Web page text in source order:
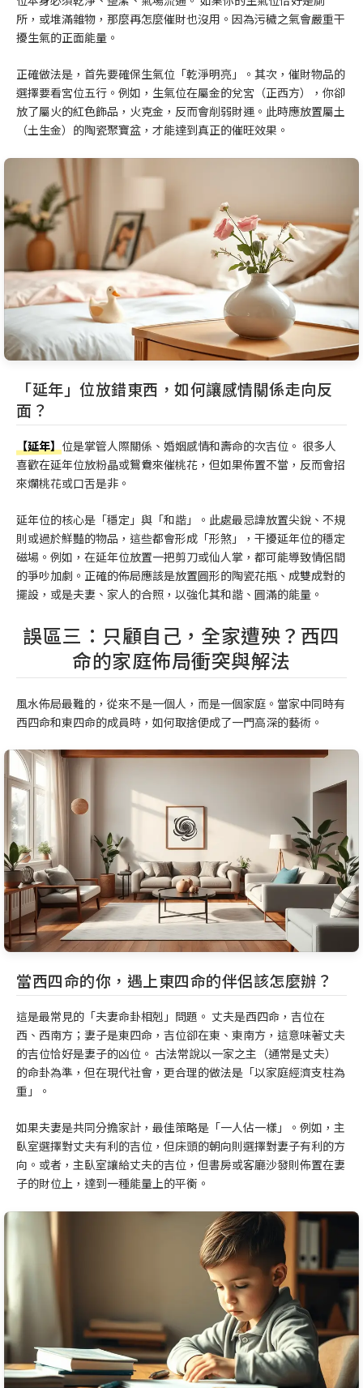
所，或堆滿雜物，那麼再怎麼催財也沒用。因為污穢之氣會嚴重干
擾生氣的正面能量。
正確做法是，首先要確保生氣位「乾淨明亮」。其次，催財物品的
選擇要看宮位五行。例如，生氣位在屬金的兌宮（正西方），你卻
放了屬火的紅色飾品，火克金，反而會削弱財運。此時應放置屬土
（土生金）的陶瓷聚寶盆，才能達到真正的催旺效果。
「延年」位放錯東西，如何讓感情關係走向反
面？
【延年】 位是掌管人際關係、婚姻感情和壽命的次吉位。 很多人
喜歡在延年位放粉晶或鴛鴦來催桃花，但如果佈置不當，反而會招
來爛桃花或口舌是非。
延年位的核心是「穩定」與「和諧」。此處最忌諱放置尖銳、不規
則或過於鮮豔的物品，這些都會形成「形煞」，干擾延年位的穩定
磁場。例如，在延年位放置一把剪刀或仙人掌，都可能導致情侶間
的爭吵加劇。正確的佈局應該是放置圓形的陶瓷花瓶、成雙成對的
擺設，或是夫妻、家人的合照，以強化其和諧、圓滿的能量。
誤區三：只顧自己，全家遭殃？西四
命的家庭佈局衝突與解法
風水佈局最難的，從來不是一個人，而是一個家庭。當家中同時有
西四命和東四命的成員時，如何取捨便成了一門高深的藝術。
當西四命的你，遇上東四命的伴侶該怎麼辦？
這是最常見的「夫妻命卦相剋」問題。 丈夫是西四命，吉位在
西、西南方；妻子是東四命，吉位卻在東、東南方，這意味著丈夫
的吉位恰好是妻子的凶位。 古法常說以一家之主（通常是丈夫）
的命卦為準，但在現代社會，更合理的做法是「以家庭經濟支柱為
重」。
如果夫妻是共同分擔家計，最佳策略是「一人佔一樣」。例如，主
臥室選擇對丈夫有利的吉位，但床頭的朝向則選擇對妻子有利的方
向。或者，主臥室讓給丈夫的吉位，但書房或客廳沙發則佈置在妻
子的財位上，達到一種能量上的平衡。